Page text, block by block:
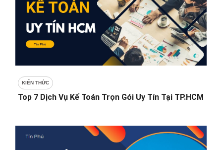
KIẾN THỨC
Top 7 Dịch Vụ Kế Toán Trọn Gói Uy Tín Tại TP.HCM